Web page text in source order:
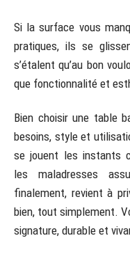
Si la surface vous
pratiques, ils se
s’étalent qu’au bon
que fonctionnalité et
Bien choisir une table
besoins, style et
se jouent les instants
les maladresses
finalement, revient à
bien, tout simplement.
signature, durable et